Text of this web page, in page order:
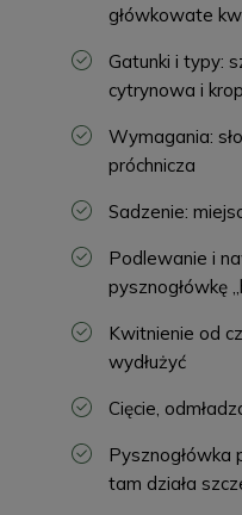
główkowate
Gatunki i typy:
cytrynowa i
Wymagania:
próchnicza
Sadzenie:
Podlewanie i
pysznogłówkę
Kwitnienie od
wydłużyć
Cięcie,
Pysznogłówka
tam działa